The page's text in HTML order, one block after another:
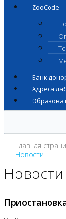
ZooCode
Банк
Адреса
Главная
Новости